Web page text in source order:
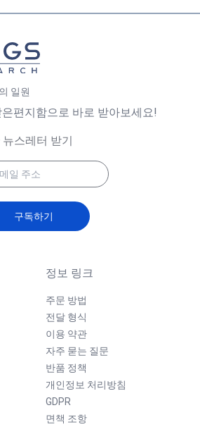
일원
정보 링크
주문 방법
전달 형식
이용 약관
자주 묻는 질문
반품 정책
개인정보 처리방침
GDPR
면책 조항
편지함으로 바로 받아보세요!
스레터 받기
구독하기